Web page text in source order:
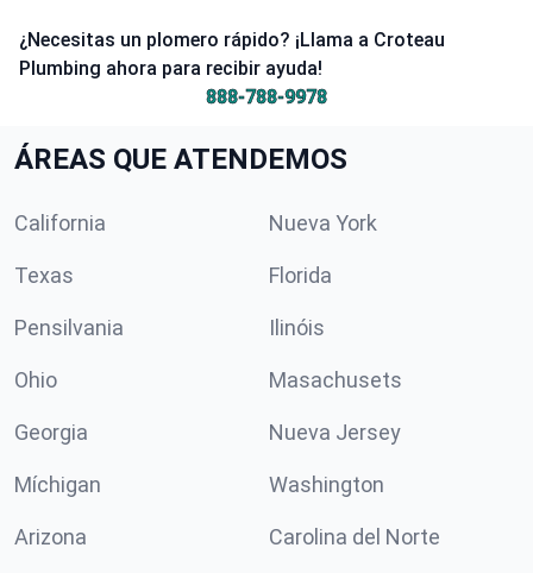
¿Necesitas un plomero rápido? ¡Llama a Croteau
Plumbing ahora para recibir ayuda!
888-788-9978
ÁREAS QUE ATENDEMOS
California Nueva York
Texas Florida
Pensilvania Ilinóis
Ohio Masachusets
Georgia Nueva Jersey
Míchigan Washington
Arizona Carolina del Norte